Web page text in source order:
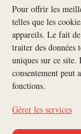
Pour offrir les
telles que les
appareils. Le fait
traiter des
uniques sur ce
consentement peut
fonctions.
Gérer les services